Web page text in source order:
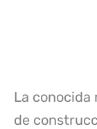
La conocida
de